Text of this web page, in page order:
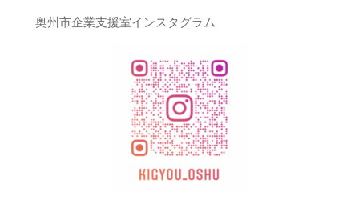
奥州市企業支援室インスタグラム